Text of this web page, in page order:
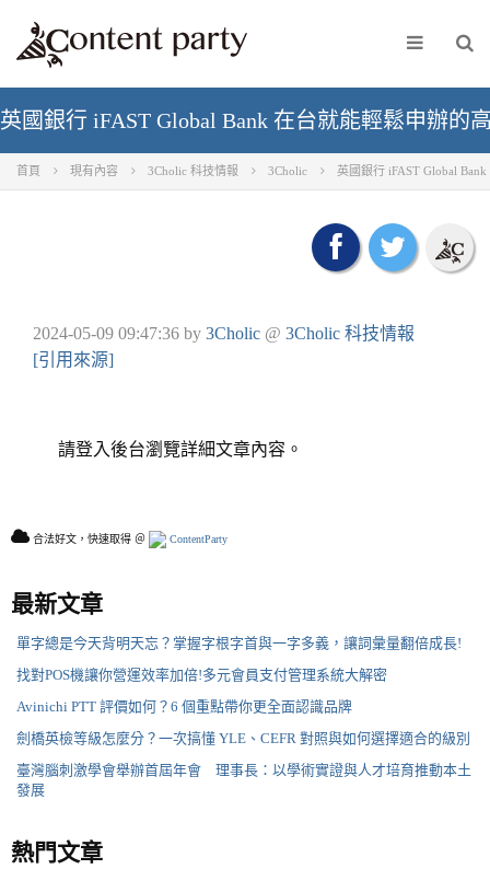
英國銀行 iFAST Global Bank 在台就能輕鬆申辦的
首頁 現有內容 3Cholic 科技情報 3Cholic 英國銀行 iFAST Global
2024-05-09 09:47:36 by 3Cholic @ 3Cholic 科技情報
[引用來源]
請登入後台瀏覽詳細文章內容。
合法好文，快速取得 ＠ ContentParty
最新文章
單字總是今天背明天忘？掌握字根字首與一字多義，讓詞彙量翻倍成長!
找對POS機讓你營運效率加倍!多元會員支付管理系統大解密
Avinichi PTT 評價如何？6 個重點帶你更全面認識品牌
劍橋英檢等級怎麼分？一次搞懂 YLE、CEFR 對照與如何選擇適合的級別
臺灣腦刺激學會舉辦首屆年會 理事長：以學術實證與人才培育推動本土
發展
熱門文章